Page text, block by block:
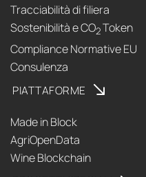
Tracciabilità di filiera
Sostenibilità e CO2Token
Compliance Normative EU
Consulenza
PIATTAFORME
Made in Block
AgriOpenData
Wine Blockchain